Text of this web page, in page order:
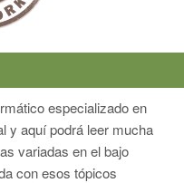
especializado en
y aquí podrá leer mucha
variadas en el bajo
con esos tópicos